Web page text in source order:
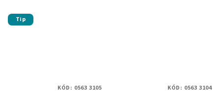
Tip
KÓD: 0563 3105 KÓD: 0563 3104